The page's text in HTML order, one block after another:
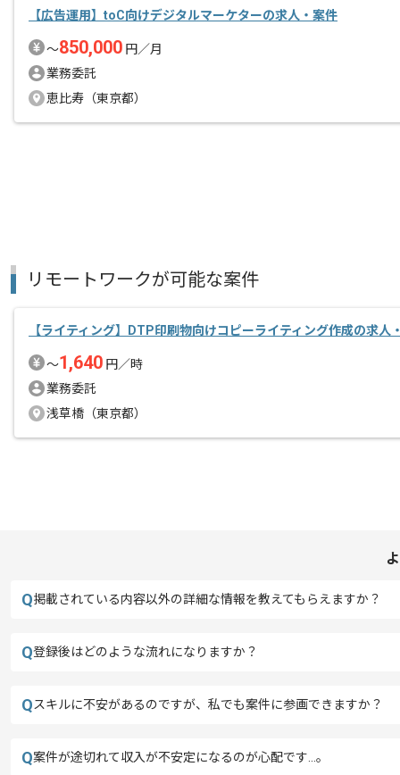
【広告運用】toC向けデジタルマーケターの求人・案件
〜850,000 円／月
業務委託
恵比寿（東京都）
リモートワークが可能な案件
【ライティング】DTP印刷物向けコピーライティング作成の求人
〜1,640 円／時
業務委託
浅草橋（東京都）
Q掲載されている内容以外の詳細な情報を教えてもらえますか？
Q登録後はどのような流れになりますか？
Qスキルに不安があるのですが、私でも案件に参画できますか？
Q案件が途切れて収入が不安定になるのが心配です…。